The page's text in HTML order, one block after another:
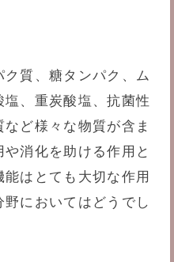
質、糖タンパク、ム
、重炭酸塩、抗菌性
ど様々な物質が含ま
消化を助ける作用と
はとても大切な作用
においてはどうでし